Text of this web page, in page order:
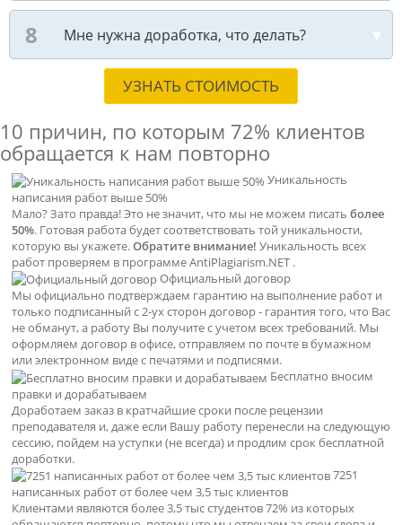
Мне нужна доработка, что делать?
УЗНАТЬ СТОИМОСТЬ
10 причин, по которым 72% клиентов
обращается к нам повторно
Уникальность
написания работ выше 50%
Мало? Зато правда! Это не значит, что мы не можем писать более
50%. Готовая работа будет соответствовать той уникальности,
которую вы укажете.Обратите внимание! Уникальность всех
работ проверяем в программе AntiPlagiarism.NET .
Официальный договор
Мы официально подтверждаем гарантию на выполнение работ и
только подписанный с 2-ух сторон договор - гарантия того, что Вас
не обманут, а работу Вы получите с учетом всех требований. Мы
оформляем договор в офисе, отправляем по почте в бумажном
или электронном виде с печатями и подписями.
Бесплатно вносим
правки и дорабатываем
Доработаем заказ в кратчайшие сроки после рецензии
преподавателя и, даже если Вашу работу перенесли на следующую
сессию, пойдем на уступки (не всегда) и продлим срок бесплатной
доработки.
7251
написанных работ от более чем 3,5 тыс клиентов
Клиентами являются более 3,5 тыс студентов 72% из которых